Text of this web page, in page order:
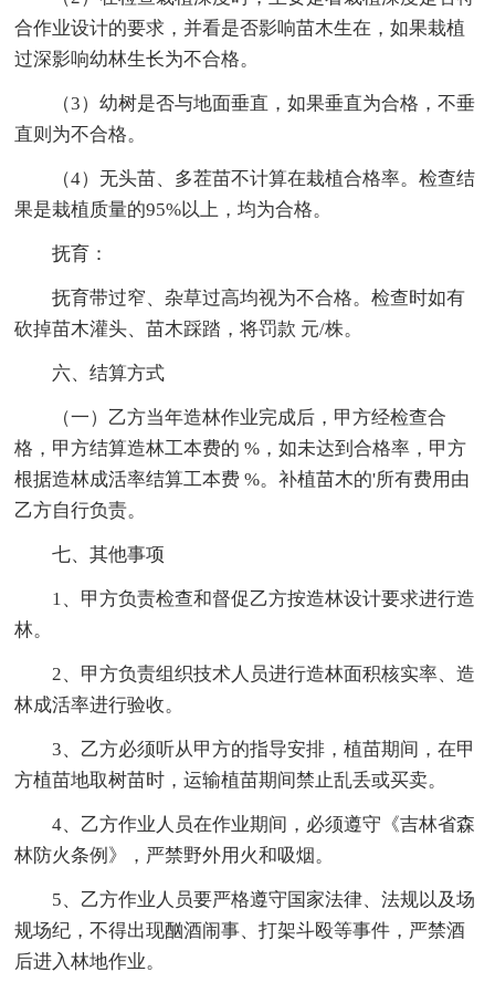
合作业设计的要求，并看是否影响苗木生在，如果栽植
过深影响幼林生长为不合格。
（3）幼树是否与地面垂直，如果垂直为合格，不垂
直则为不合格。
（4）无头苗、多茬苗不计算在栽植合格率。检查结
果是栽植质量的95%以上，均为合格。
抚育：
抚育带过窄、杂草过高均视为不合格。检查时如有
砍掉苗木灌头、苗木踩踏，将罚款 元/株。
六、结算方式
（一）乙方当年造林作业完成后，甲方经检查合
格，甲方结算造林工本费的 %，如未达到合格率，甲方
根据造林成活率结算工本费 %。补植苗木的'所有费用由
乙方自行负责。
七、其他事项
1、甲方负责检查和督促乙方按造林设计要求进行造
林。
2、甲方负责组织技术人员进行造林面积核实率、造
林成活率进行验收。
3、乙方必须听从甲方的指导安排，植苗期间，在甲
方植苗地取树苗时，运输植苗期间禁止乱丢或买卖。
4、乙方作业人员在作业期间，必须遵守《吉林省森
林防火条例》，严禁野外用火和吸烟。
5、乙方作业人员要严格遵守国家法律、法规以及场
规场纪，不得出现酗酒闹事、打架斗殴等事件，严禁酒
后进入林地作业。